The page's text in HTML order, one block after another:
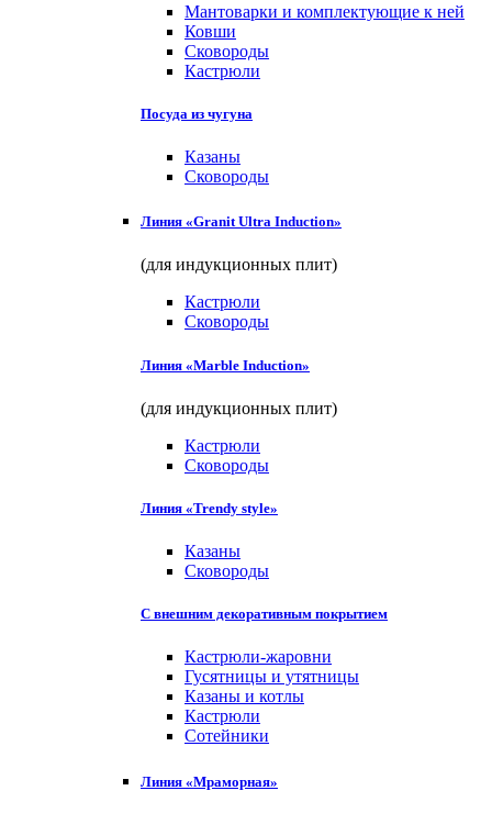
Мантоварки и комплектующие к ней
Ковши
Сковороды
Кастрюли
Посуда из чугуна
Казаны
Сковороды
Линия «Granit Ultra Induction»
(для индукционных плит)
Кастрюли
Сковороды
Линия «Marble Induction»
(для индукционных плит)
Кастрюли
Сковороды
Линия «Trendy style»
Казаны
Сковороды
С внешним декоративным покрытием
Кастрюли-жаровни
Гусятницы и утятницы
Казаны и котлы
Кастрюли
Сотейники
Линия «Мраморная»